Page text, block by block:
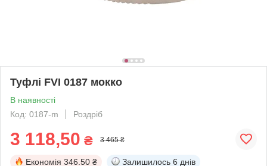
Туфлі FVI 0187 мокко
В наявності
Код: 0187-m
Роздріб
3 118,50 ₴ 3 465 ₴
Економія 346.50 ₴ Залишилось 6 днів